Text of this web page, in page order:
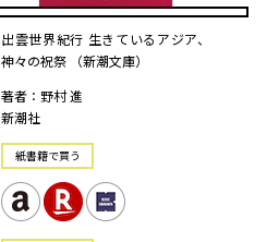
出雲世界紀行 生きているアジア、
神々の祝祭 （新潮文庫）
著者：野村 進
新潮社
紙書籍で買う